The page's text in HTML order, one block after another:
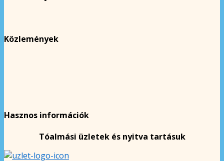
Közlemények
Hasznos információk
Tóalmási üzletek és nyitva tartásuk